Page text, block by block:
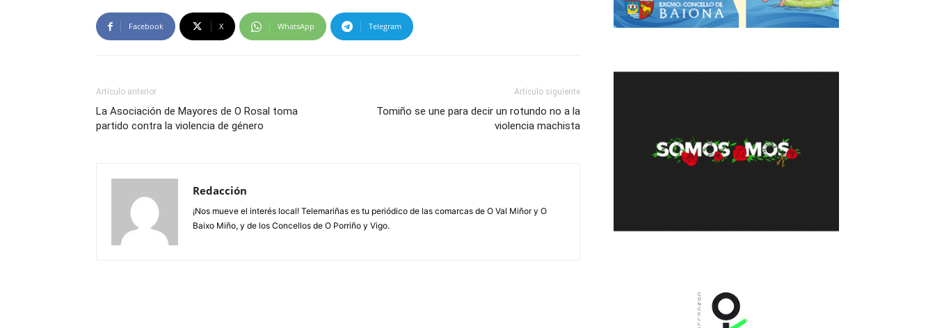
Facebook X WhatsApp Telegram
Artículo anterior
La Asociación de Mayores de O Rosal toma
partido contra la violencia de género
Artículo siguiente
Tomiño se une para decir un rotundo no a la
violencia machista
Redacción
¡Nos mueve el interés local! Telemariñas es tu periódico de las comarcas de O Val Miñor y O
Baixo Miño, y de los Concellos de O Porriño y Vigo.